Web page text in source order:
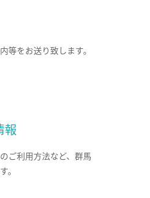
等をお送り致します。
報
ご利用方法など、群馬
。